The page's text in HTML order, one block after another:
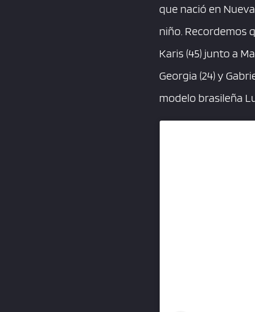
que nació en
niño. Recordemos
Karis (45) junto a
Georgia (24) y
modelo brasileña